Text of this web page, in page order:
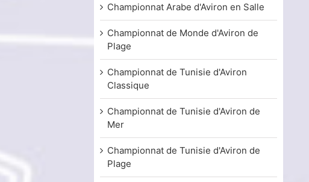
Championnat Arabe d'Aviron en Salle
Championnat de Monde d'Aviron de
Plage
Championnat de Tunisie d'Aviron
Classique
Championnat de Tunisie d'Aviron de
Mer
Championnat de Tunisie d'Aviron de
Plage